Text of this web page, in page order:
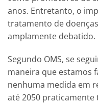
anos. Entretanto, o
tratamento de
amplamente debatido.
Segundo OMS, se
maneira que estamos
nenhuma medida em
até 2050